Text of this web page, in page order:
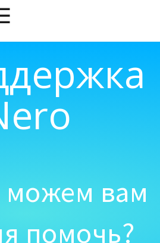
вам
помочь?